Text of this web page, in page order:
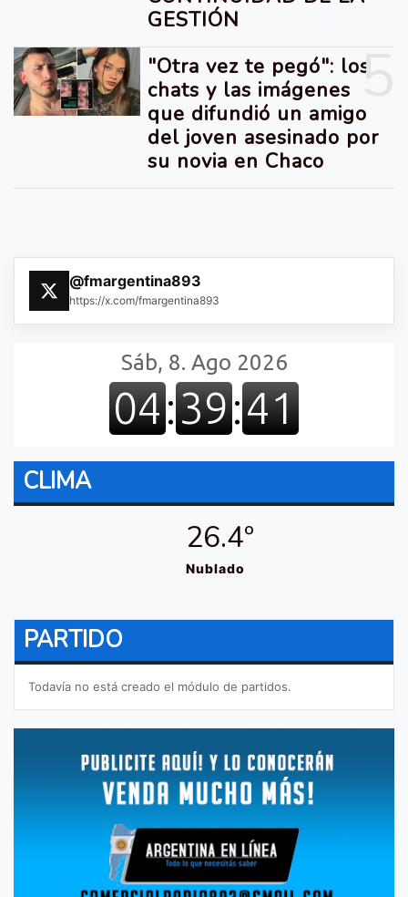
GESTIÓN
5
"Otra vez te pegó": los
chats y las imágenes
que difundió un amigo
del joven asesinado por
su novia en Chaco
@fmargentina893
https://x.com/fmargentina893
CLIMA
26.4º
Nublado
PARTIDO
Todavía no está creado el módulo de partidos.